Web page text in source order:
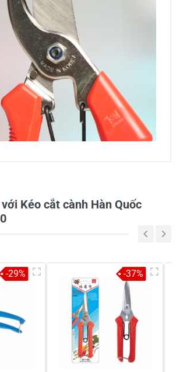
sẻ nhận xét về sản phẩm
Kéo cắt cành Hàn Quốc
-29% -37%